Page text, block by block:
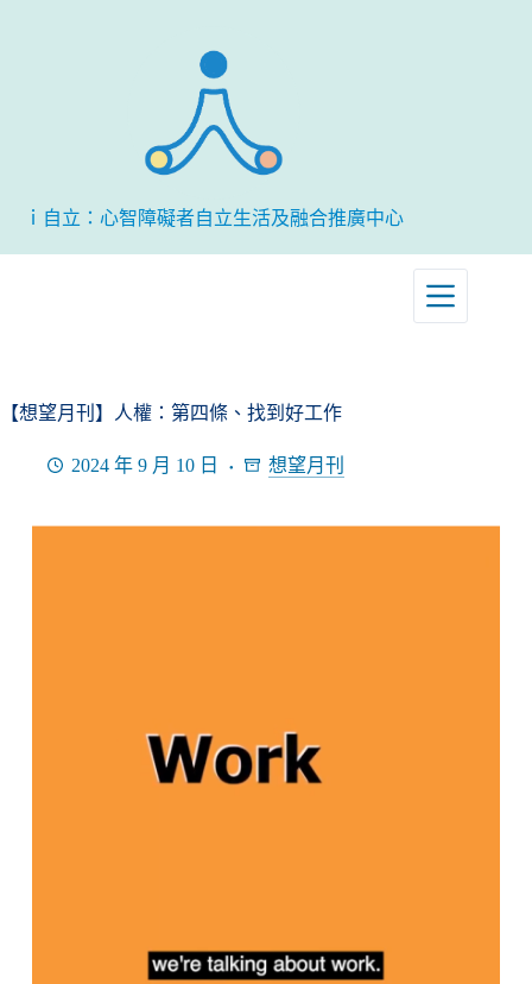
ｉ自立：心智障礙者自立生活及融合推廣中心
【想望月刊】人權：第四條、找到好工作
2024 年 9 月 10 日 想望月刊